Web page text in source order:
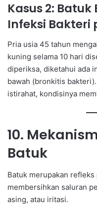
Kasus 2:
Infeksi Bakteri
Pria usia 45 tahun
kuning selama 10 hari
diperiksa, diketahui ada
bawah (bronkitis
istirahat, kondisinya
10.
Batuk
Batuk merupakan
membersihkan saluran
asing, atau iritasi.